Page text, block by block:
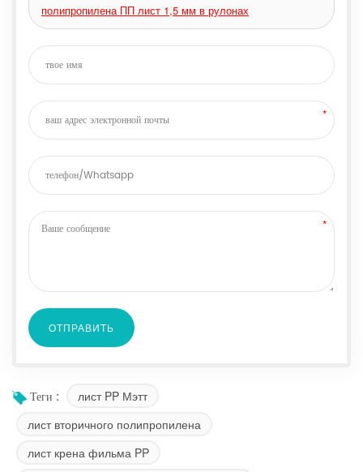
полипропилена ПП лист 1,5 мм в рулонах
Теги :
лист PP Мэтт
лист вторичного полипропилена
лист крена фильма PP